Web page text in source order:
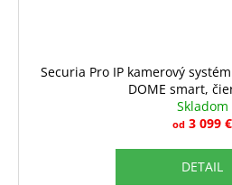
Securia Pro IP kamerový systém
DOME smart,
Skladom
od 3 099 €
DETAIL